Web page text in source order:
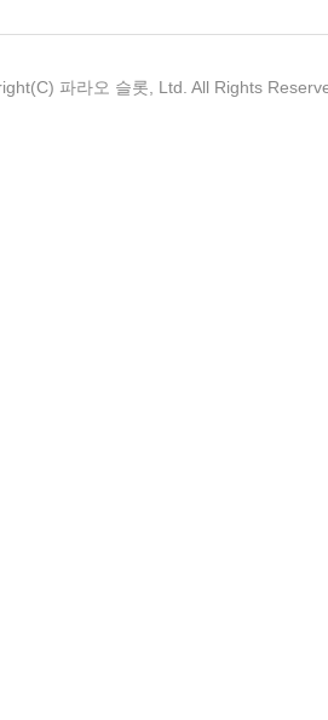
파라오 슬롯, Ltd. All Rights